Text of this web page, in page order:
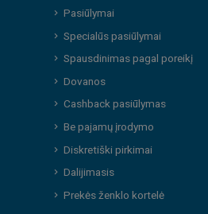
Pasiūlymai
Specialūs pasiūlymai
Spausdinimas pagal poreikį
Dovanos
Cashback pasiūlymas
Be pajamų įrodymo
Diskretiški pirkimai
Dalijimasis
Prekės ženklo kortelė